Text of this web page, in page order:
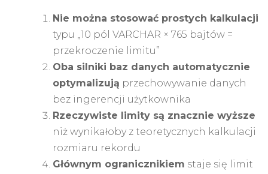
Nie można stosować prostych kalkulacji
typu „10 pól VARCHAR × 765 bajtów =
przekroczenie limitu”
Oba silniki baz danych automatycznie
optymalizują przechowywanie danych
bez ingerencji użytkownika
Rzeczywiste limity są znacznie wyższe
niż wynikałoby z teoretycznych kalkulacji
rozmiaru rekordu
Głównym ogranicznikiem staje się limit